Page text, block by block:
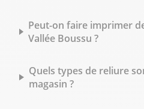
Peut-on faire imprimer
Vallée Boussu ?
Quels types de reliure
magasin ?